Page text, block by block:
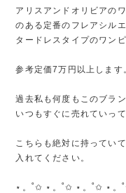
アリスアンドオリビアの
のある定番のフレアシル
タードレスタイプのワンピ
参考定価7万円以上します
過去私も何度もこのブラ
いつもすぐに売れていっ
こちらも絶対に持ってい
入れてください。
⋆。˚✩ ⋆。˚✩ ⋆。˚✩ ⋆。